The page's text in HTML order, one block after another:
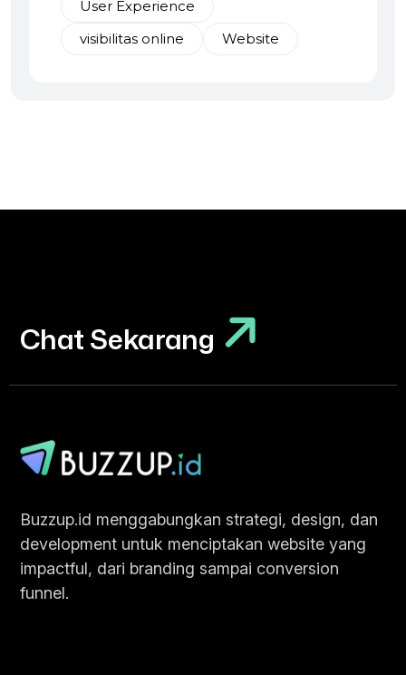
User Experience
visibilitas online
Website
Chat Sekarang
Chat Sekarang
Buzzup.id menggabungkan strategi, design, dan
development untuk menciptakan website yang
impactful, dari branding sampai conversion
funnel.